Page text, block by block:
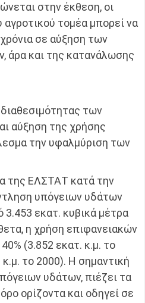
στην έκθεση, οι
αγροτικού τομέα μπορεί να
σε αύξηση των
άρα και της κατανάλωσης
των
αύξηση της χρήσης
την υφαλμύριση των
της ΕΛΣΤΑΤ κατά την
υπόγειων υδάτων
3.453 εκατ. κυβικά μέτρα
η χρήση επιφανειακών
(3.852 εκατ. κ.μ. το
το 2000). Η σημαντική
υδάτων, πιέζει τα
ορίζοντα και οδηγεί σε